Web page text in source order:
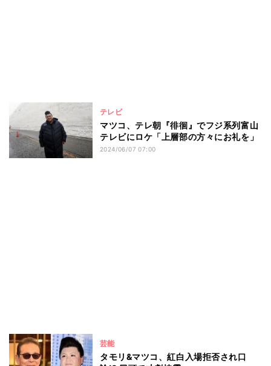
テレビ
マツコ、テレ朝『徘徊』でフジ系列富山
テレビにロケ「上層部の方々にお礼を」
2024/06/07 07:00
芸能
タモリ&マツコ、紅白入場拒否され口